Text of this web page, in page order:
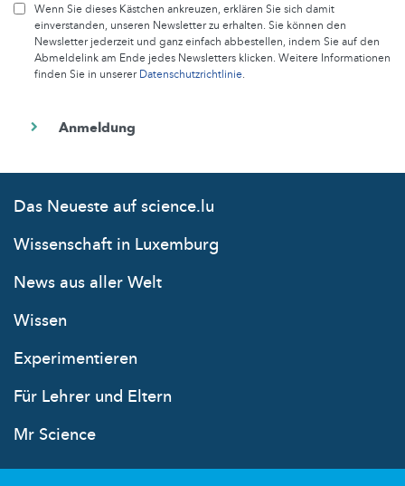
Wenn Sie dieses Kästchen ankreuzen, erklären Sie sich damit
einverstanden, unseren Newsletter zu erhalten. Sie können den
Newsletter jederzeit und ganz einfach abbestellen, indem Sie auf den
Abmeldelink am Ende jedes Newsletters klicken. Weitere Informationen
finden Sie in unsererDatenschutzrichtlinie.
Das Neueste auf science.lu
Wissenschaft in Luxemburg
News aus aller Welt
Wissen
Experimentieren
Für Lehrer und Eltern
Mr Science